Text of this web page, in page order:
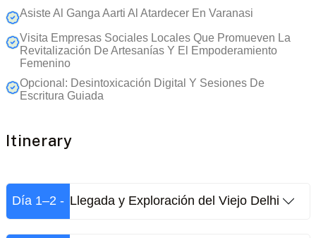
Asiste Al Ganga Aarti Al Atardecer En Varanasi
Visita Empresas Sociales Locales Que Promueven La
Revitalización De Artesanías Y El Empoderamiento
Femenino
Opcional: Desintoxicación Digital Y Sesiones De
Escritura Guiada
Itinerary
Día 1–2 - Llegada y Exploración del Viejo Delhi